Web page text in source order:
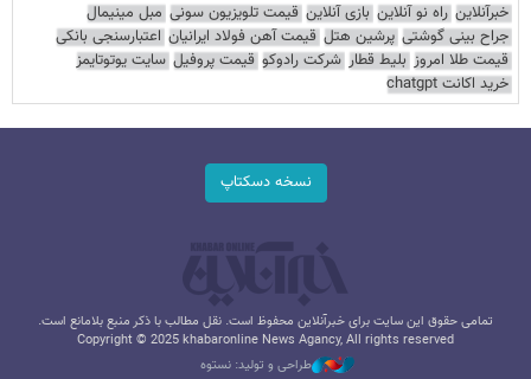
خبرآنلاین راه نو آنلاین بازی آنلاین قیمت تلویزیون سونی مبل مینیمال
جراح بینی گوشتی پرشین هتل قیمت آهن فولاد ایرانیان اعتبارسنجی بانکی
قیمت طلا امروز بلیط قطار شرکت رادوکو قیمت پروفیل سایت یوتوتایمز
خرید اکانت chatgpt
نسخه دسکتاپ
تمامی حقوق این سایت برای خبرآنلاین محفوظ است. نقل مطالب با ذکر منبع بلامانع است.
Copyright © 2025 khabaronline News Agancy, All rights reserved
طراحی و تولید: نستوه